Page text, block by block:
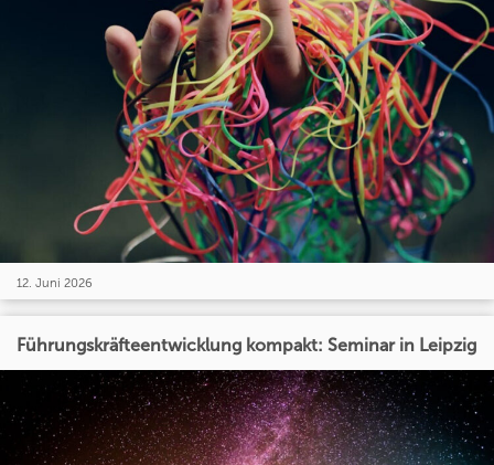
12. Juni 2026
Führungskräfteentwicklung kompakt: Seminar in Leipzig